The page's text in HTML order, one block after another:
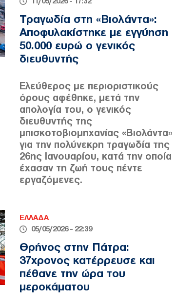
Τραγωδία στη «Βιολάντα»:
Αποφυλακίστηκε με εγγύηση
50.000 ευρώ ο γενικός
διευθυντής
Ελεύθερος με περιοριστικούς
όρους αφέθηκε, μετά την
απολογία του, ο γενικός
διευθυντής της
μπισκοτοβιομηχανίας «Βιολάντα»
για την πολύνεκρη τραγωδία της
26ης Ιανουαρίου, κατά την οποία
έχασαν τη ζωή τους πέντε
εργαζόμενες.
ΕΛΛΑΔΑ
05/05/2026 - 22:39
Θρήνος στην Πάτρα:
37χρονος κατέρρευσε και
πέθανε την ώρα του
μεροκάματου